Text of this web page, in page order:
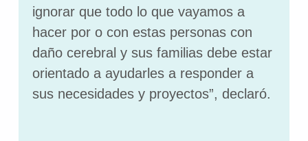
ignorar que todo lo que vayamos a
hacer por o con estas personas con
daño cerebral y sus familias debe estar
orientado a ayudarles a responder a
sus necesidades y proyectos”, declaró.